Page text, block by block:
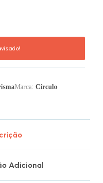
Marca: Círculo
Adicional